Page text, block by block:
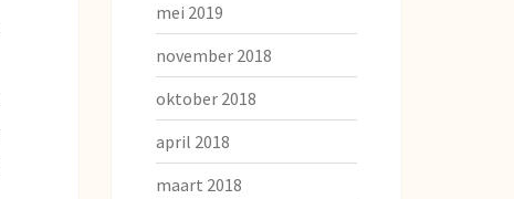
mei 2019
november 2018
oktober 2018
april 2018
maart 2018